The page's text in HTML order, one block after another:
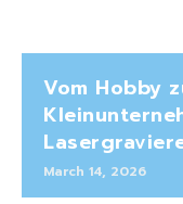
Vom Hobby
March 14, 2026